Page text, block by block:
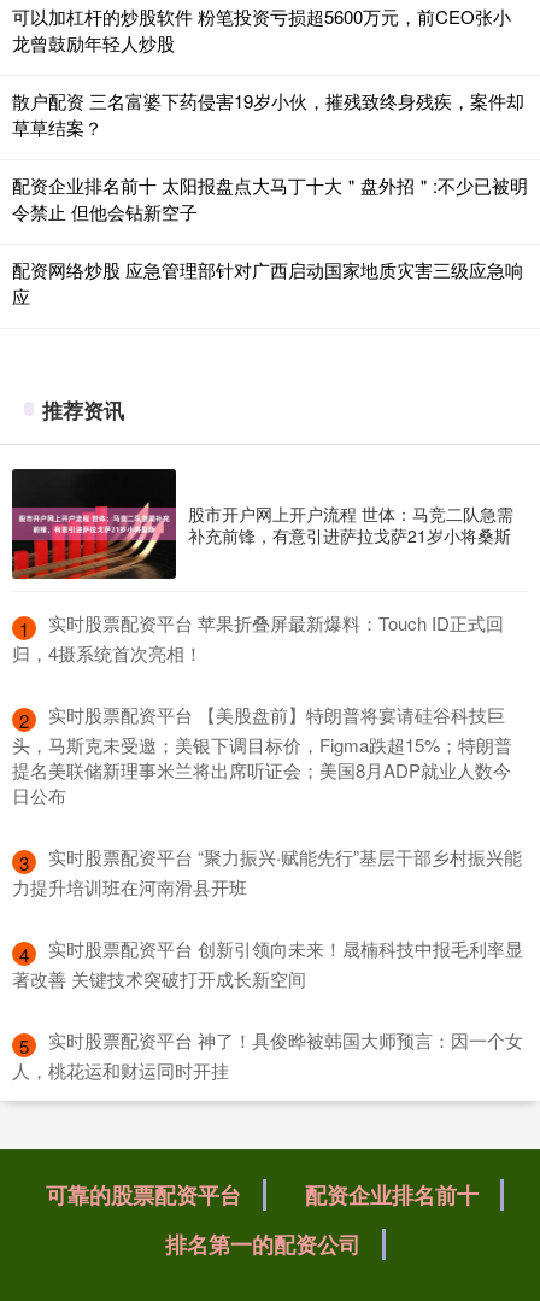
可以加杠杆的炒股软件 粉笔投资亏损超5600万元，前CEO张小
龙曾鼓励年轻人炒股
散户配资 三名富婆下药侵害19岁小伙，摧残致终身残疾，案件却
草草结案？
配资企业排名前十 太阳报盘点大马丁十大＂盘外招＂:不少已被明
令禁止 但他会钻新空子
配资网络炒股 应急管理部针对广西启动国家地质灾害三级应急响
应
推荐资讯
股市开户网上开户流程 世体：马竞二队急需
补充前锋，有意引进萨拉戈萨21岁小将桑斯
1
​实时股票配资平台 苹果折叠屏最新爆料：Touch ID正式回
归，4摄系统首次亮相！
2
​实时股票配资平台 【美股盘前】特朗普将宴请硅谷科技巨
头，马斯克未受邀；美银下调目标价，Figma跌超15%；特朗普
提名美联储新理事米兰将出席听证会；美国8月ADP就业人数今
日公布
3
​实时股票配资平台 “聚力振兴·赋能先行”基层干部乡村振兴能
力提升培训班在河南滑县开班
4
​实时股票配资平台 创新引领向未来！晟楠科技中报毛利率显
著改善 关键技术突破打开成长新空间
5
​实时股票配资平台 神了！具俊晔被韩国大师预言：因一个女
人，桃花运和财运同时开挂
可靠的股票配资平台
配资企业排名前十
排名第一的配资公司